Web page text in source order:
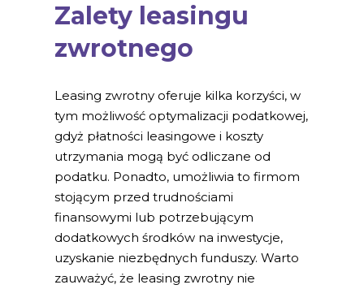
Zalety leasingu
zwrotnego
Leasing zwrotny oferuje kilka korzyści, w
tym możliwość optymalizacji podatkowej,
gdyż płatności leasingowe i koszty
utrzymania mogą być odliczane od
podatku. Ponadto, umożliwia to firmom
stojącym przed trudnościami
finansowymi lub potrzebującym
dodatkowych środków na inwestycje,
uzyskanie niezbędnych funduszy. Warto
zauważyć, że leasing zwrotny nie